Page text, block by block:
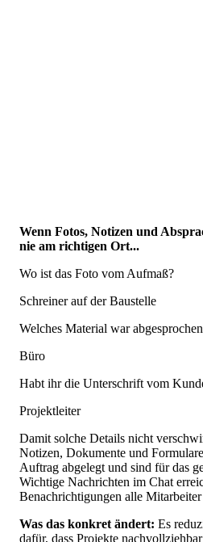
Wenn Fotos, Notizen und
nie am richtigen Ort...
Wo ist das Foto vom Aufmaß?
Schreiner auf der Baustelle
Welches Material war
Büro
Habt ihr die Unterschrift vom
Projektleiter
Damit solche Details nicht
Notizen, Dokumente und
Auftrag abgelegt und sind für das
Wichtige Nachrichten im Chat
Benachrichtigungen alle
Was das konkret ändert: Es
dafür, dass Projekte